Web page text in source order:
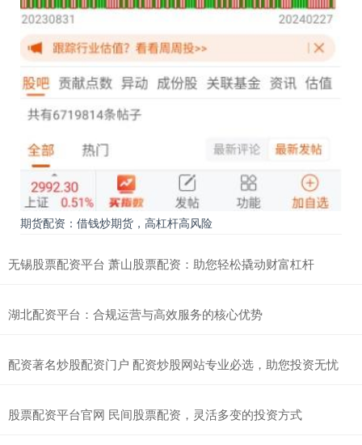
期货配资：借钱炒期货，高杠杆高风险
无锡股票配资平台 萧山股票配资：助您轻松撬动财富杠杆
湖北配资平台：合规运营与高效服务的核心优势
配资著名炒股配资门户 配资炒股网站专业必选，助您投资无忧
股票配资平台官网 民间股票配资，灵活多变的投资方式